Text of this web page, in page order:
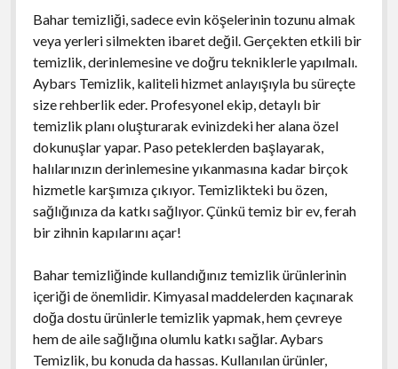
Bahar temizliği, sadece evin köşelerinin tozunu almak
veya yerleri silmekten ibaret değil. Gerçekten etkili bir
temizlik, derinlemesine ve doğru tekniklerle yapılmalı.
Aybars Temizlik, kaliteli hizmet anlayışıyla bu süreçte
size rehberlik eder. Profesyonel ekip, detaylı bir
temizlik planı oluşturarak evinizdeki her alana özel
dokunuşlar yapar. Paso peteklerden başlayarak,
halılarınızın derinlemesine yıkanmasına kadar birçok
hizmetle karşımıza çıkıyor. Temizlikteki bu özen,
sağlığınıza da katkı sağlıyor. Çünkü temiz bir ev, ferah
bir zihnin kapılarını açar!
Bahar temizliğinde kullandığınız temizlik ürünlerinin
içeriği de önemlidir. Kimyasal maddelerden kaçınarak
doğa dostu ürünlerle temizlik yapmak, hem çevreye
hem de aile sağlığına olumlu katkı sağlar. Aybars
Temizlik, bu konuda da hassas. Kullanılan ürünler,